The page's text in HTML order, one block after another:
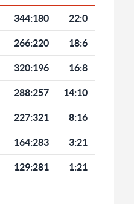
344:180 22:0
266:220 18:6
320:196 16:8
288:257 14:10
227:321 8:16
164:283 3:21
129:281 1:21